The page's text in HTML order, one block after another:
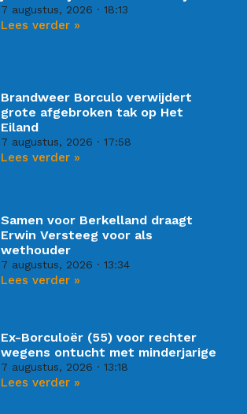
7 augustus, 2026 18:13
Lees verder »
Brandweer Borculo verwijdert
grote afgebroken tak op Het
Eiland
7 augustus, 2026 17:58
Lees verder »
Samen voor Berkelland draagt
Erwin Versteeg voor als
wethouder
7 augustus, 2026 13:34
Lees verder »
Ex-Borculoër (55) voor rechter
wegens ontucht met minderjarige
7 augustus, 2026 13:18
Lees verder »